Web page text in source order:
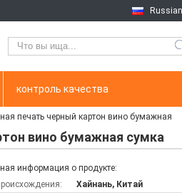
Russian
контроль качества
печать черный картон вино бумажная
вино бумажная сумка
информация о продукте:
Хайнань, Китай